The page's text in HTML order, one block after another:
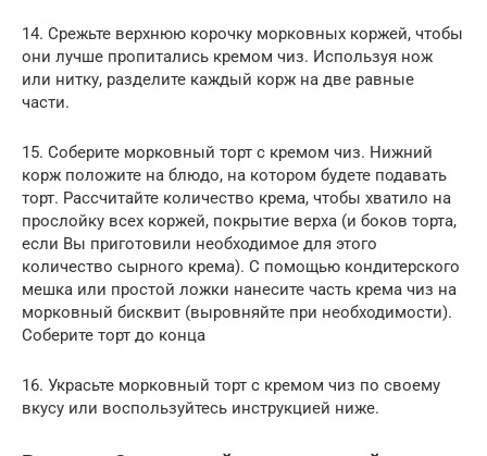
14. Срежьте верхнюю корочку морковных коржей, чтобы
они лучше пропитались кремом чиз. Используя нож
или нитку, разделите каждый корж на две равные
части.
15. Соберите морковный торт с кремом чиз. Нижний
корж положите на блюдо, на котором будете подавать
торт. Рассчитайте количество крема, чтобы хватило на
прослойку всех коржей, покрытие верха (и боков торта,
если Вы приготовили необходимое для этого
количество сырного крема). С помощью кондитерского
мешка или простой ложки нанесите часть крема чиз на
морковный бисквит (выровняйте при необходимости).
Соберите торт до конца
16. Украсьте морковный торт с кремом чиз по своему
вкусу или воспользуйтесь инструкцией ниже.